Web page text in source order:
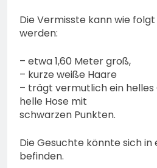
Die Vermisste kann wie
werden:
– etwa 1,60 Meter groß,
– kurze weiße Haare
– trägt vermutlich ein helles
helle Hose mit
schwarzen Punkten.
Die Gesuchte könnte sich in
befinden.